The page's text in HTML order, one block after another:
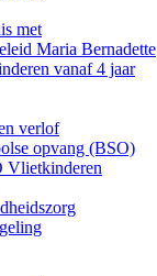
met
Maria Bernadette
vanaf 4 jaar
verlof
opvang (BSO)
Vlietkinderen